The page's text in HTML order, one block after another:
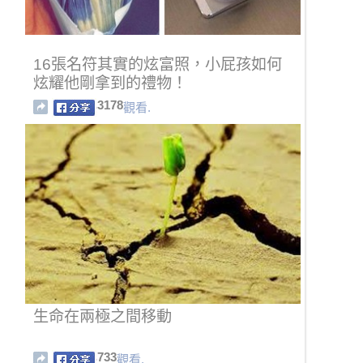
16張名符其實的炫富照，小屁孩如何
炫耀他剛拿到的禮物！
3178觀看.
生命在兩極之間移動
733觀看.